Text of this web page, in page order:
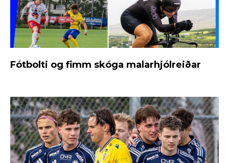
Fótbolti og fimm skóga malarhjólreiðar